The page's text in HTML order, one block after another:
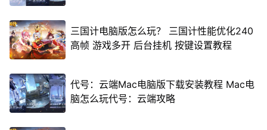
三国计电脑版怎么玩？ 三国计性能优化240
高帧 游戏多开 后台挂机 按键设置教程
代号：云端Mac电脑版下载安装教程 Mac电
脑怎么玩代号：云端攻略